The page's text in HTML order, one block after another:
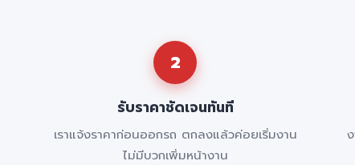
2
รับราคาชัดเจนทันที
เราแจ้งราคาก่อนออกรถ ตกลงแล้วค่อยเริ่มงาน
ไม่มีบวกเพิ่มหน้างาน